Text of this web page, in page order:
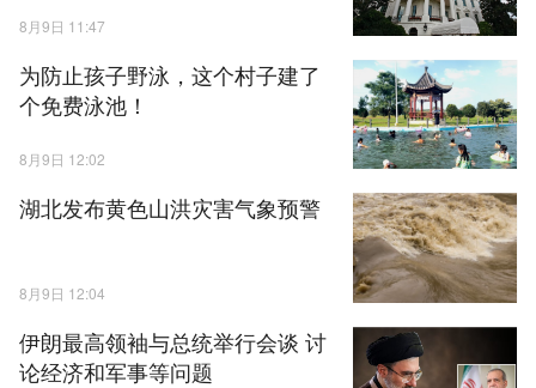
8月9日 11:47
为防止孩子野泳，这个村子建了
个免费泳池！
8月9日 12:02
湖北发布黄色山洪灾害气象预警
8月9日 12:04
伊朗最高领袖与总统举行会谈 讨
论经济和军事等问题